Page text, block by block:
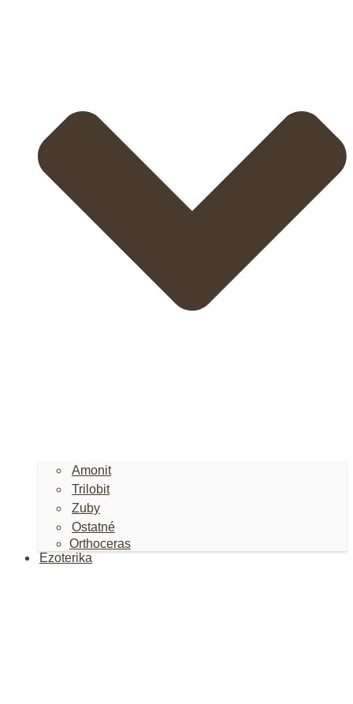
Amonit
Trilobit
Zuby
Ostatné
Orthoceras
Ezoterika